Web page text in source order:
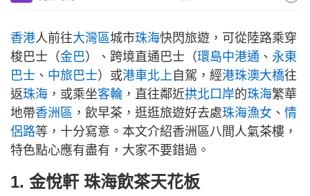
香港人前往大灣區城市珠海快閃旅遊，可從陸路乘穿
梭巴士（金巴）、跨境直通巴士（環島中港通 、 永東
巴士 、 中旅巴士）或港車北上 自駕，經港珠澳大橋往
返珠海 ，或乘坐客輪 ，直往鄰近拱北口岸的珠海繁華
地帶香洲區 ，飲早茶，逛逛旅遊好去處珠海漁女 、 情
侶路等，十分寫意。本文介紹香洲區八間人氣茶樓，
特色點心應有盡有，大家不要錯過。
1. 金悅軒 珠海飲茶天花板